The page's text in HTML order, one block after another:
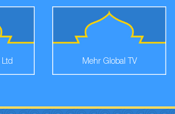
Mehr Global TV
Ltd